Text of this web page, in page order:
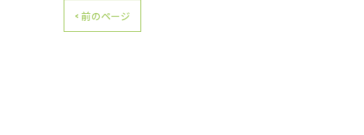
< 前のページ